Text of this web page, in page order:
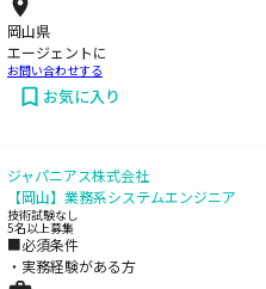
岡山県
エージェントに
お問い合わせする
お気に入り
ジャパニアス株式会社
【岡山】業務系システムエンジニア
技術試験なし
5名以上募集
■必須条件
・実務経験がある方